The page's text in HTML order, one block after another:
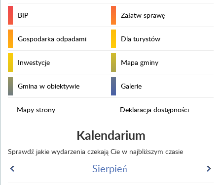
BIP Załatw sprawę
Gospodarka odpadami Dla turystów
Inwestycje Mapa gminy
Gmina w obiektywie Galerie
Mapy strony Deklaracja dostępności
Kalendarium
Sprawdź jakie wydarzenia czekają Cie w najbliższym czasie
Sierpień